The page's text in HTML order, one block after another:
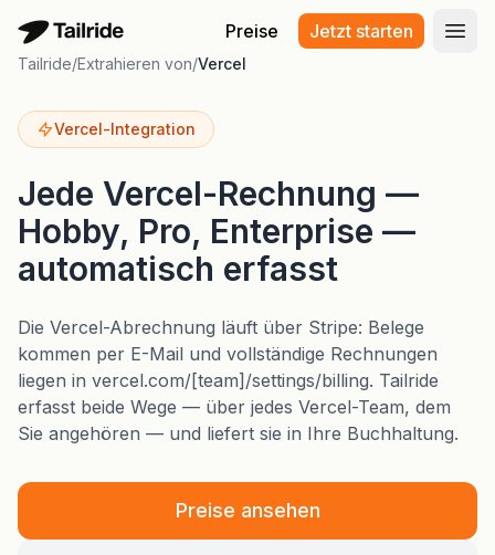
Preise Jetzt starten
Tailride/Extrahieren von/Vercel
Vercel-Integration
Jede Vercel-Rechnung —
Hobby, Pro, Enterprise —
automatisch erfasst
Die Vercel-Abrechnung läuft über Stripe: Belege
kommen per E-Mail und vollständige Rechnungen
liegen in vercel.com/[team]/settings/billing. Tailride
erfasst beide Wege — über jedes Vercel-Team, dem
Sie angehören — und liefert sie in Ihre Buchhaltung.
Preise ansehen